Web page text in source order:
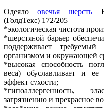
Одеяло овечья шерсть
(ГолдТекс) 172/205
*экологическая чистота
*шерстяной барьер
поддерживает
организмом и окружающей
*высокая способность
веса) обуславливает и ее
эффект сухости;
*гипоаллергенность,
загрязнению и прекрасное